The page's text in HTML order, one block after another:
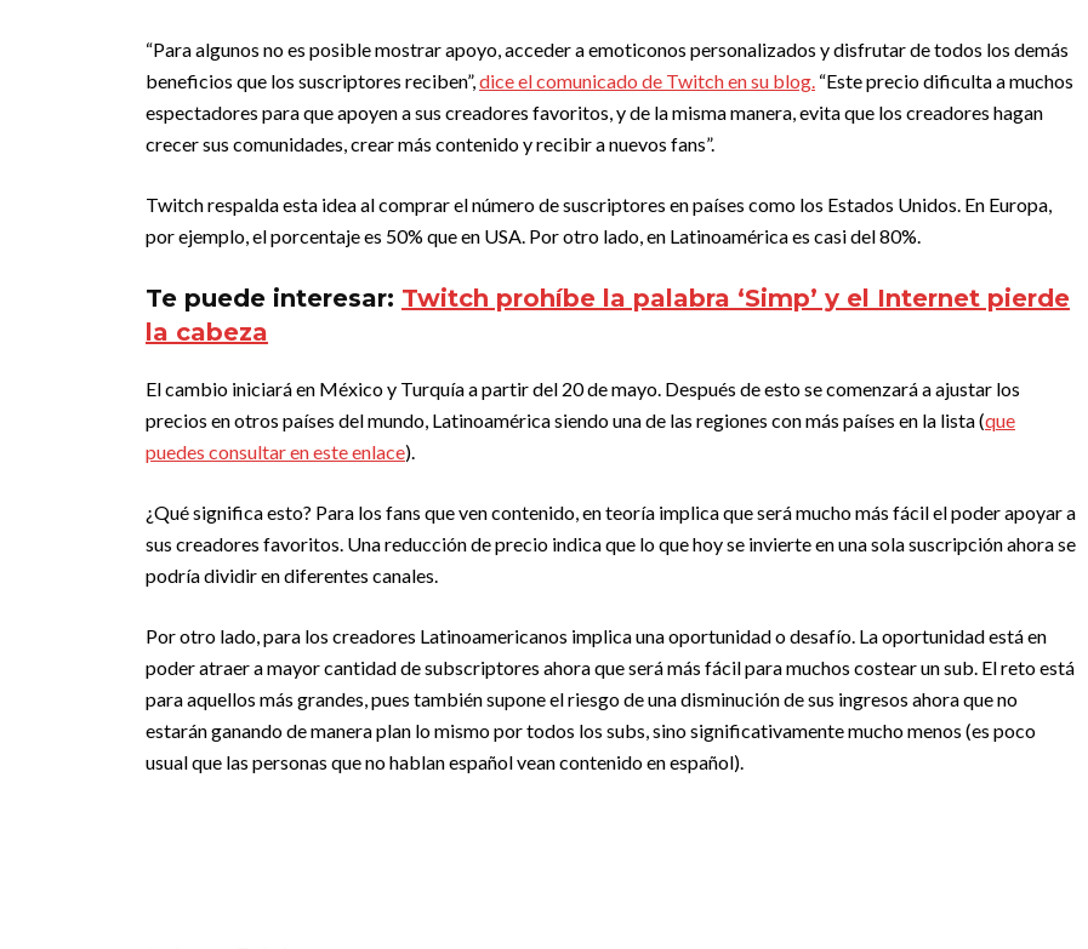
“Para algunos no es posible mostrar apoyo, acceder a emoticonos personalizados y disfrutar de todos los demás
beneficios que los suscriptores reciben”,dice el comunicado de Twitch en su blog. “Este precio dificulta a muchos
espectadores para que apoyen a sus creadores favoritos, y de la misma manera, evita que los creadores hagan
crecer sus comunidades, crear más contenido y recibir a nuevos fans”.
Twitch respalda esta idea al comprar el número de suscriptores en países como los Estados Unidos. En Europa,
por ejemplo, el porcentaje es 50% que en USA. Por otro lado, en Latinoamérica es casi del 80%.
Te puede interesar: Twitch prohíbe la palabra ‘Simp’ y el Internet pierde
la cabeza
El cambio iniciará en México y Turquía a partir del 20 de mayo. Después de esto se comenzará a ajustar los
precios en otros países del mundo, Latinoamérica siendo una de las regiones con más países en la lista (que
puedes consultar en este enlace).
¿Qué significa esto? Para los fans que ven contenido, en teoría implica que será mucho más fácil el poder apoyar a
sus creadores favoritos. Una reducción de precio indica que lo que hoy se invierte en una sola suscripción ahora se
podría dividir en diferentes canales.
Por otro lado, para los creadores Latinoamericanos implica una oportunidad o desafío. La oportunidad está en
poder atraer a mayor cantidad de subscriptores ahora que será más fácil para muchos costear un sub. El reto está
para aquellos más grandes, pues también supone el riesgo de una disminución de sus ingresos ahora que no
estarán ganando de manera plan lo mismo por todos los subs, sino significativamente mucho menos (es poco
usual que las personas que no hablan español vean contenido en español).